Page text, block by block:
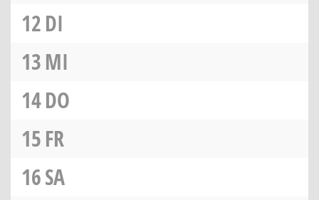
12DI
13MI
14DO
15FR
16SA